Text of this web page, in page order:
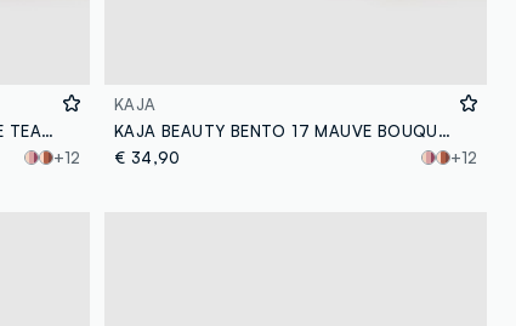
KAJA BEAUTY BENTO TARO BUBBLE TEA - make-up coreano
+12
KAJA
KAJA BEAUTY BENTO 17 MAUVE BOUQUET - make-up coreano
€ 34,90
+12